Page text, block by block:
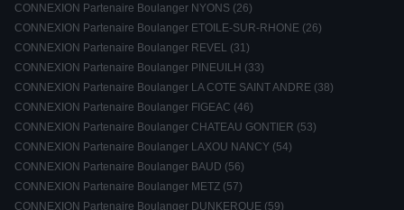
CONNEXION Partenaire Boulanger NYONS (26)
CONNEXION Partenaire Boulanger ETOILE-SUR-RHONE (26)
CONNEXION Partenaire Boulanger REVEL (31)
CONNEXION Partenaire Boulanger PINEUILH (33)
CONNEXION Partenaire Boulanger LA COTE SAINT ANDRE (38)
CONNEXION Partenaire Boulanger FIGEAC (46)
CONNEXION Partenaire Boulanger CHATEAU GONTIER (53)
CONNEXION Partenaire Boulanger LAXOU NANCY (54)
CONNEXION Partenaire Boulanger BAUD (56)
CONNEXION Partenaire Boulanger METZ (57)
CONNEXION Partenaire Boulanger DUNKERQUE (59)